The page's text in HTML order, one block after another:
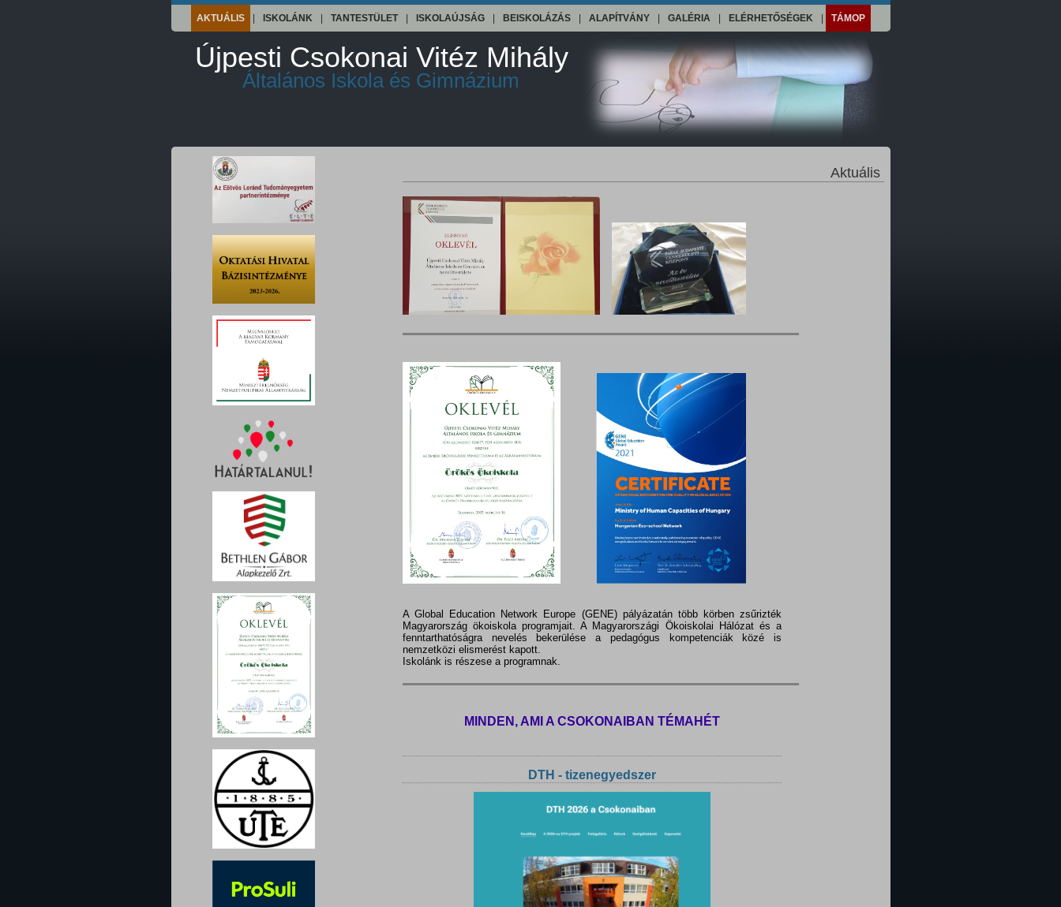
AKTUÁLIS ISKOLÁNK TANTESTÜLET ISKOLAÚJSÁG BEISKOLÁZÁS ALAPÍTVÁNY GALÉRIA ELÉRHETŐSÉGEK TÁMOP
Újpesti Csokonai Vitéz Mihály
Általános Iskola és Gimnázium
Aktuális
A Global Education Network Europe (GENE) pályázatán több körben zsűrizték
Magyarország ökoiskola programjait. A Magyarországi Ökoiskolai Hálózat és a
fenntarthatóságra nevelés bekerülése a pedagógus kompetenciák közé is
nemzetközi elismerést kapott.
Iskolánk is részese a programnak.
MINDEN, AMI A CSOKONAIBAN TÉMAHÉT
DTH - tizenegyedszer